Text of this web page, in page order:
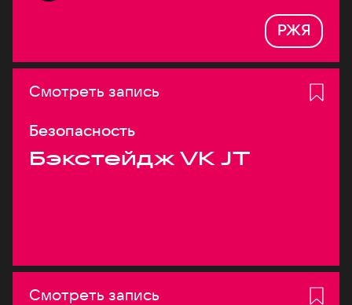
РЖЯ
Смотреть запись
Безопасность
Бэкстейдж VK JT
Смотреть запись